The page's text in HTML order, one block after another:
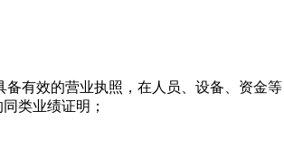
有效的营业执照，在人员、设备、资金等
类业绩证明；